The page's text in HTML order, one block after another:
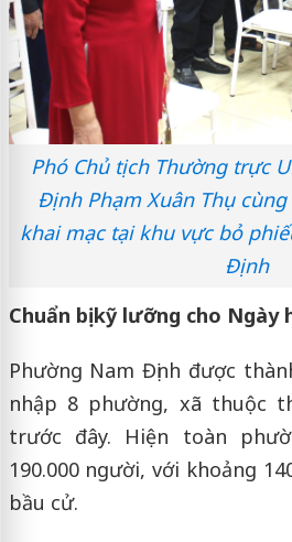
Phó Chủ tịch Thường trực
Định Phạm Xuân Thụ
khai mạc tại khu vực bỏ
Định
Chuẩn bị kỹ lưỡng cho Ngày
Phường Nam Định được
nhập 8 phường, xã thuộc
trước đây. Hiện toàn
190.000 người, với khoảng
bầu cử.